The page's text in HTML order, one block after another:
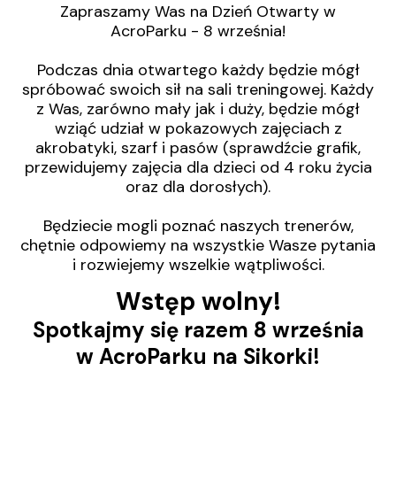
Zapraszamy Was na Dzień Otwarty w
AcroParku - 8 września!
Podczas dnia otwartego każdy będzie mógł
spróbować swoich sił na sali treningowej. Każdy
z Was, zarówno mały jak i duży, będzie mógł
wziąć udział w pokazowych zajęciach z
akrobatyki, szarf i pasów (sprawdźcie grafik,
przewidujemy zajęcia dla dzieci od 4 roku życia
oraz dla dorosłych).
Będziecie mogli poznać naszych trenerów,
chętnie odpowiemy na wszystkie Wasze pytania
i rozwiejemy wszelkie wątpliwości.
Wstęp wolny!
Spotkajmy się razem 8 września
w AcroParku na Sikorki!